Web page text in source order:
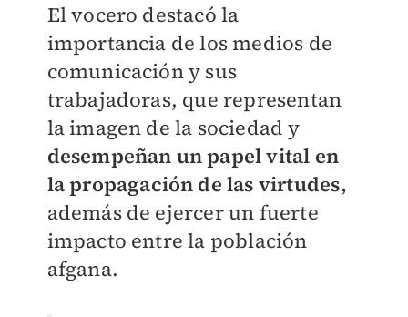
El vocero destacó la
importancia de los medios de
comunicación y sus
trabajadoras, que representan
la imagen de la sociedad y
desempeñan un papel vital en
la propagación de las virtudes,
además de ejercer un fuerte
impacto entre la población
afgana.